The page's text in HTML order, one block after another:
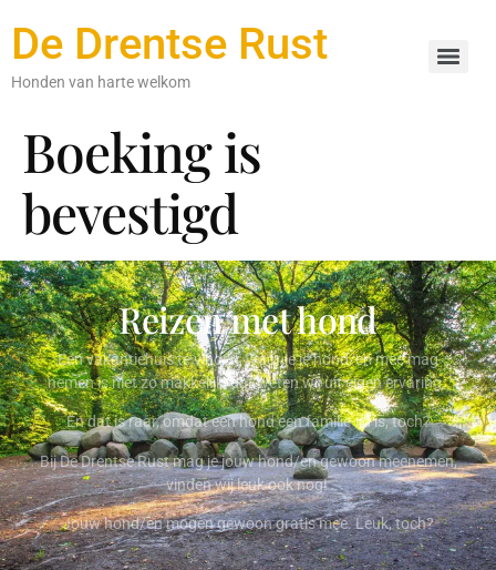
De Drentse Rust
Honden van harte welkom
Boeking is
bevestigd
Reizen met hond
Een vakantiehuis te vinden, waar je je hond/en mee mag
nemen is niet zo makkelijk, dat weten wij uit eigen ervaring.
En dat is raar, omdat een hond een familie-lid is, toch?
Bij De Drentse Rust mag je jouw hond/en gewoon meenemen,
vinden wij leuk ook nog!
Jouw hond/en mogen gewoon gratis mee. Leuk, toch?